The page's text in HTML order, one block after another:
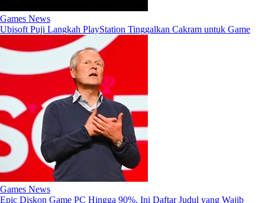
Games News
Ubisoft Puji Langkah PlayStation Tinggalkan Cakram untuk Game
Games News
Epic Diskon Game PC Hingga 90%, Ini Daftar Judul yang Wajib